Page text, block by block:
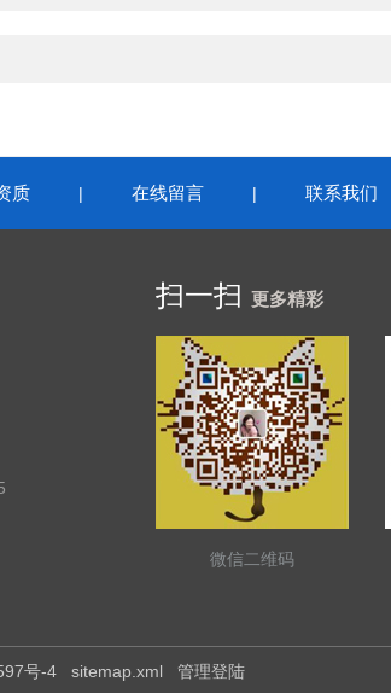
质 | 在线留言 | 联系我们
扫一扫 更多精彩
微信二维码
号-4 sitemap.xml 管理登陆